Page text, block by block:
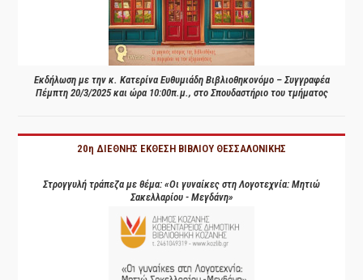
Εκδήλωση με την κ. Κατερίνα Ευθυμιάδη Βιβλιοθηκονόμο – Συγγραφέα
Πέμπτη 20/3/2025 και ώρα 10:00π.μ., στο Σπουδαστήριο του τμήματος
20η ΔΙΕΘΝΗΣ ΕΚΘΕΣΗ ΒΙΒΛΙΟΥ ΘΕΣΣΑΛΟΝΙΚΗΣ
Στρογγυλή τράπεζα με θέμα: «Οι γυναίκες στη Λογοτεχνία: Μητιώ
Σακελλαρίου - Μεγδάνη»